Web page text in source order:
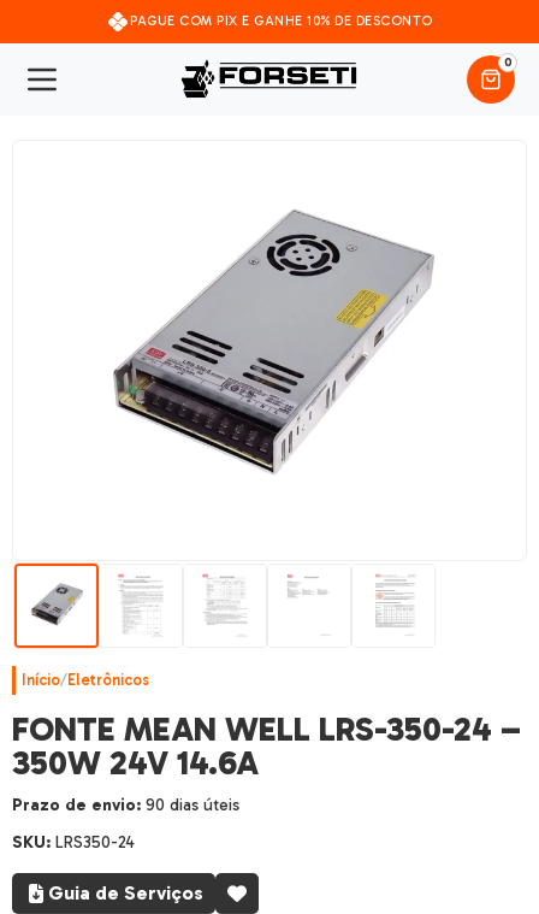
PAGUE COM PIX E GANHE 10% DE DESCONTO
0
Início/Eletrônicos
FONTE MEAN WELL LRS-350-24 –
350W 24V 14.6A
Prazo de envio: 90 dias úteis
SKU: LRS350-24
Guia de Serviços